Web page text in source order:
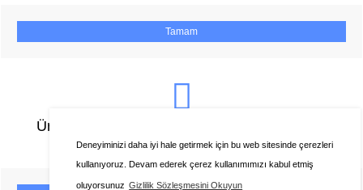
Deneyiminizi daha iyi hale getirmek için bu web sitesinde çerezleri
kullanıyoruz. Devam ederek çerez kullanımımızı kabul etmiş
oluyorsunuz Gizlilik Sözleşmesini Okuyun
Tamam
Ürünü favorilere ekleyebilmeniz için üye girişi
yapmanız gerekmektedir.